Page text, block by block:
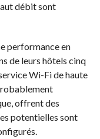
débit sont
performance en
de leurs hôtels cinq
Wi-Fi de haute
offrent des
potentielles sont